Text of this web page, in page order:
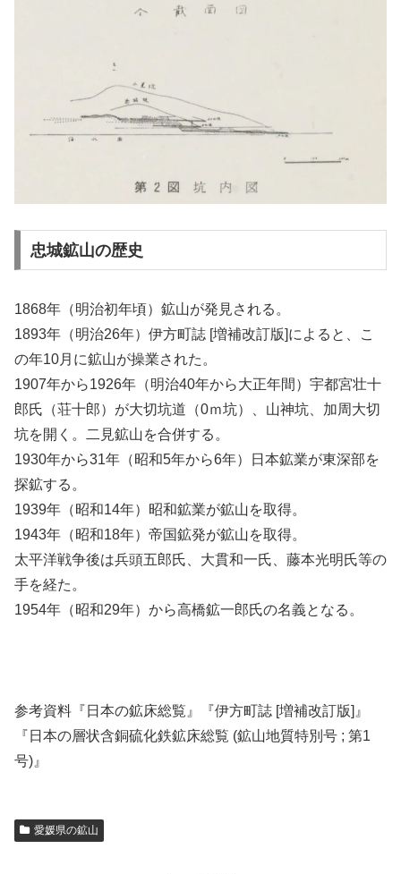
忠城鉱山の歴史
1868年（明治初年頃）鉱山が発見される。
1893年（明治26年）伊方町誌 [増補改訂版]によると、こ
の年10月に鉱山が操業された。
1907年から1926年（明治40年から大正年間）宇都宮壮十
郎氏（荘十郎）が大切坑道（0ｍ坑）、山神坑、加周大切
坑を開く。二見鉱山を合併する。
1930年から31年（昭和5年から6年）日本鉱業が東深部を
探鉱する。
1939年（昭和14年）昭和鉱業が鉱山を取得。
1943年（昭和18年）帝国鉱発が鉱山を取得。
太平洋戦争後は兵頭五郎氏、大貫和一氏、藤本光明氏等の
手を経た。
1954年（昭和29年）から高橋鉱一郎氏の名義となる。
参考資料『日本の鉱床総覧』『伊方町誌 [増補改訂版]』
『日本の層状含銅硫化鉄鉱床総覧 (鉱山地質特別号 ; 第1
号)』
愛媛県の鉱山